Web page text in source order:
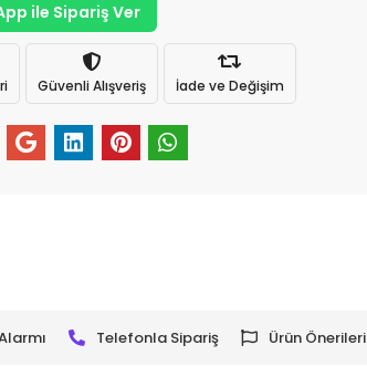
ile Sipariş Ver
Güvenli Alışveriş İade ve Değişim
Telefonla Sipariş Ürün Önerileri